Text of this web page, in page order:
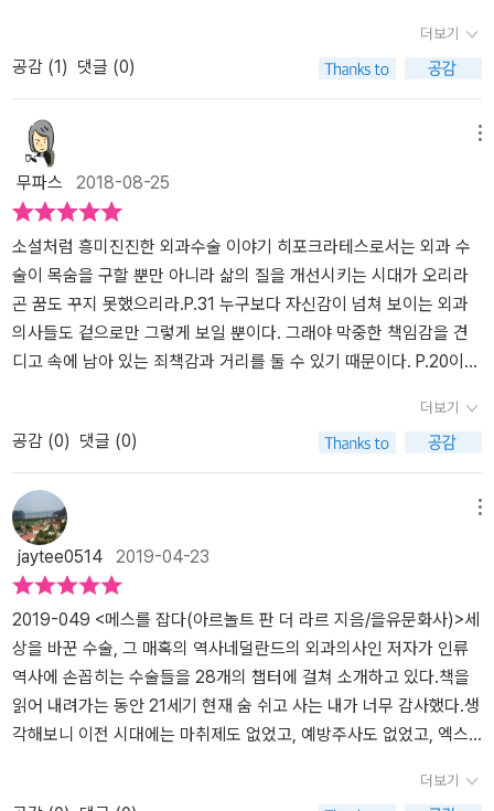
다친 사람이 어떻게 걸어가 배에 오를 수 있었을까.에 대한 의학적인
분석을 볼 수 있다. 특히 재미있었던 대목은 12장 '진단' 편이었는데
내과 의사와 외과 의사의 역할과 그들이 진단하는 방식을 애거사 크
리스티의 에르퀼 푸아로와 코난 도일의 셜록 홈즈를 비교하며 설명하
는 대목이었다. 현대 의학의 진단법을 매우 구체적이고 단계적으로
설명을 해주면서, 에르퀼 푸아로의 귀납법과 셜록 홈즈의 연역법을
그 사례로 보여주는 것이다. 외과 의사와 내과 의사가 다른 방식으로
잠정 진단을 도출하는 것처럼 푸아로와 홈즈도 완전히 다른 방식으로
사건을 해결하니 말이다. 개인적으로는 이 책이 가장 재미있는 역사
서였고, 가장 쉬운 의학서였으며, 가장 매혹적인 과학서이기도 했다.
수술의 역사와 그에 따른 여러 사례들을 읽으면서, 의사라는 존재와
그들이 하는 의술의 역할에 대해서 새롭게 바라보게 되었고, 일반인
해서도 더 깊이 이해하게 되지 않을까 생각해 본다. 에필로그에는 저
자가 '미래의 외과 의사 톱 10'이라는 리스트를 작성했는데, 그 대상들
이 고전 SF 작품에 등장했던 외과 의사들이라는 점이 또한 흥미로웠
다. 미레 셸리의 빅터 프랑켄슈타인부터 영화 스타트렉의 레너드 맥
코이 등이 리스트에 포함되어 있는데, 에필로그를 읽다 보면 미래의
외과 의사가 앞으로 얼마나 더 기이하고 멋진 일들을 해낼 수 있을지
벌써부터 기대가 될 정도였으니 무슨 설명이 더 필요하랴. 이 책은 의
학과 역사에 관심이 있는 모든 분들에게 적극 추천하고 싶다. 기존에
읽어 왔던 의학 관련 에세이나 전문서, 온갖 종류의 역사서에서는 절
대 볼 수 없었던 이야기들을 만나볼 수 있을 것이다.
모르는 순간인데 우리는 그 순간을 가뿐이 기억하지 못한다. 그런데
과연 그 중요한 순간을 정말 생생히 기억하는게 우리에게 좋은 것일
까? 만약 누군가가 이렇게 묻는다면 Yes라도 답할 사람은 아무도 없
을 것이다. ‘리턴’이라는 의학계 용어가 있는데, 이것은 의사가 환자를
수술 할 동안 환자의 의식이 깨어있는 것이다. 상상을 해봐라. 이사가
나의 배를 휘젓고, 칼로 나의 몸을 난도질 하는데 그것을 생생히 느낀
다는 것 말이다. 사람의 인생에서 모든 것을 다 기억하지 않고 ‘망
각’하는 게 어느 정도 축복이라면, (옛날에는)수술을 하다가 기절하는
것 혹은 빅토리아 여왕 이후 확대된 마취로 인해 의식을 잃는 것은 축
복을 넘어 선 어떤 운임이 틀림없다. 그런데 우리의 기억이 끊기는 부
분 때문인지, 의사라는 직업은 언제나 미스테리에 쌓이기 일수다. <
낭만닥터 감사부>, <라이프>, <하얀거탑>, <굿 닥터>, <뉴하트> 등
보면 잘 알 수 있다. 전문적인 지식에 가리고, 마취에 가려서 우리는
의료계 현장에서 무슨 일이 일어나는지 잘 알지 못한다. 의사에 대한
막연한 동경과 의료 사고에 대한 막연한 불신만 있을 뿐. 정작 그 극단
사이에서 벌어지고 있는 일상화된 일들을 우리는 잘 알지 못한다. 이
야기가 너무 길었다. <메스를 잡다>는 우리의 의식이 미치지 못하고,
우리가 함부로 갈 수도 없는 의료계 현장의 역사에 관한 이야기다. 의
사라는 직업에 대해서 드라마틱하게 그리는 것도 아니고, 반대로 알
량한 전문 지식을 갖고 장난을 치는 집단으로 그리지도 않는다. 이 책
을 누군가는 ‘문화사’라고 불렀는데, 물론 의학과 관련된 ‘문화사’라고
도 할 수 있겠지만, 나는 ‘고민사’라는 표현이 더욱 적절하지 않을까
생각된다. 이 책은 사람을 고치기 위해, 사람을 덜 아프게 하기 위해,
사람을 갖고 연구를 하고 그런 연구를 통해 치료했던 일들을 담고 있
민을 했던 사람들과 그들과 싸웠던 병에 관한 이야기다. 내가 이제까
그런 과정들이 있었기에 지금이 있다는 것을 이 책을 통해 알 수 있었
다. 목차를 보았을 때는사실 의학 전문서적처럼 보여읽기 어렵지는
않을까 싶어 걱정이 먼저 들었다. 그러나 걱정과는 다르게 의료인이
아니더라도 이해하기 쉽게 설명이 되어 있었고,책의 중간중간 개념이
첨부된 부분은의학적인 부분과 수술에 대한 것을 더욱 알기 쉽게 해
주었다. 무엇보다 케네디 대통령이나 교황, 여왕 등 우리가 잘 아는 인
물들을 통하여 자칫 어려울 수 있는의학과 역사를 흥미롭게 풀어내었
다. 우리와 밀접하게 연관되어 있는 영역이지만그럼에도 너무나 전
문적이고 어려운 영역이라쉬이 접하고자 하지 못했던 의학적인 영역,
그리고 우리가 쉽게 받아 왔던 이러한 의학적인 혜택들이어떤 순간을
거쳐왔는지 알고 싶다면이 책을 추천한다.
더보기
공감 (1) 댓글 (0)
무파스 2018-08-25
소설처럼 흥미진진한 외과수술 이야기 히포크라테스로서는 외과 수
술이 목숨을 구할 뿐만 아니라 삶의 질을 개선시키는 시대가 오리라
곤 꿈도 꾸지 못했으리라.P.31 누구보다 자신감이 넘쳐 보이는 외과
의사들도 겉으로만 그렇게 보일 뿐이다. 그래야 막중한 책임감을 견
디고 속에 남아 있는 죄책감과 거리를 둘 수 있기 때문이다. P.20이국
정을 보고 외과의사가 얼마나 힘든 직업인지 처음 알게 되었습니다.
수술의 기술도 그렇지만, 일반적으로 간단하게 생각하는 맹장 수술부
터 사람의 목숨을 좌우하는 큰 수술을 진행하는 동안 예측못한 변수
가 발생할 여지는 너무나 많겠지요.[메스를 잡다]는 마취도 없이 절단
술을 행했던 끔찍한 과거부터 오늘날의 최첨단 수술까지 수술 현장에
서 벌어지는 일들을 생생히 전한다고 되어 있어요. 특이하고 흥미진
진한 수술 현장의 사건들을 다루고 있다니, 소설보다 스릴넘치는 실
제 이야기를 기대되었습니다.프롤로그에서 최초의 외과의사의 등장
은 골절로 인해 뼈를 맞추는 기술, 경험과 사람들이 신뢰하고 몸을 맡
길 수 있는 사람의 존재부터라고 말합니다. 골절된 뼈를 원래 자리에
정확히 돌려놓지 않으면 뼈 마모로 인해 퇴행성 관절 질환이 될 수도
있었기 때문이라니 이해되네요. 골절 후 깁스를 하는 이유도 뼈를 맞
에 의해서라고 합니다.저자가 네덜란스 사람이라서 같은 나라 사람의
더보기
공감 (0) 댓글 (0)
jaytee0514 2019-04-23
2019-049 <메스를 잡다(아르놀트 판 더 라르 지음/을유문화사)>세
상을 바꾼 수술, 그 매혹의 역사네덜란드의 외과의사인 저자가 인류
역사에 손꼽히는 수술들을 28개의 챕터에 걸쳐 소개하고 있다.책을
읽어 내려가는 동안 21세기 현재 숨 쉬고 사는 내가 너무 감사했다.생
각해보니 이전 시대에는 마취제도 없었고, 예방주사도 없었고, 엑스
는 진단이 불가능하고 또한 수술도 불가능했다. 그래서 노예건 평민
더보기